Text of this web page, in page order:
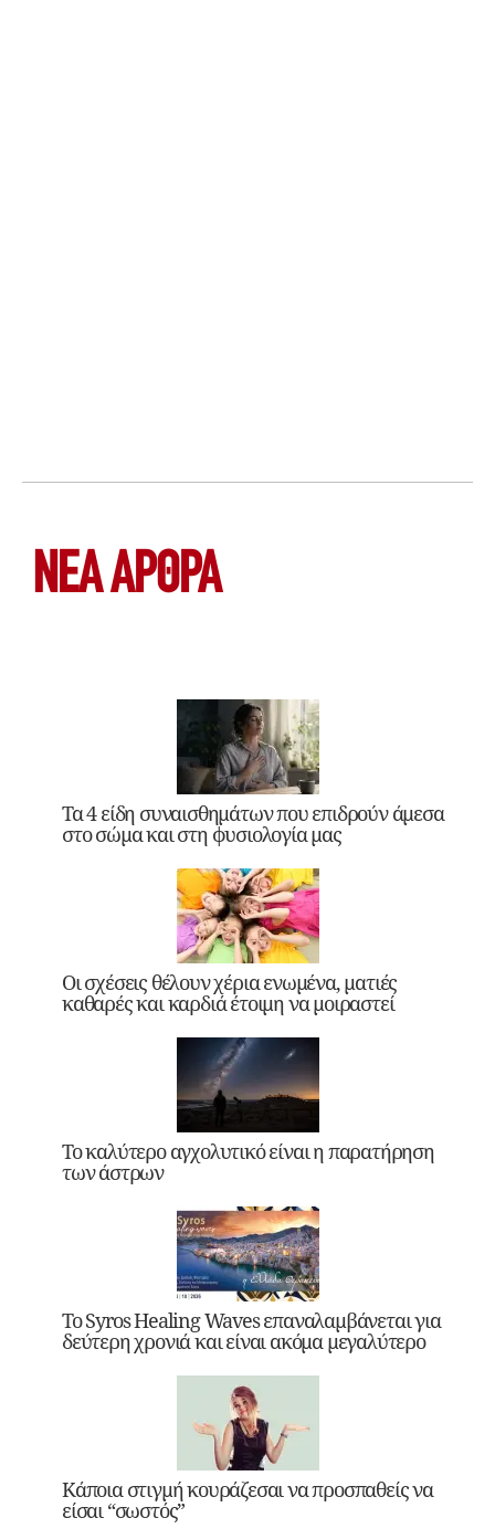
ΝΕΑ ΆΡΘΡΑ
Τα 4 είδη συναισθημάτων που επιδρούν άμεσα
στο σώμα και στη φυσιολογία μας
Οι σχέσεις θέλουν χέρια ενωμένα, ματιές
καθαρές και καρδιά έτοιμη να μοιραστεί
Το καλύτερο αγχολυτικό είναι η παρατήρηση
των άστρων
Το Syros Healing Waves επαναλαμβάνεται για
δεύτερη χρονιά και είναι ακόμα μεγαλύτερο
Κάποια στιγμή κουράζεσαι να προσπαθείς να
είσαι “σωστός”